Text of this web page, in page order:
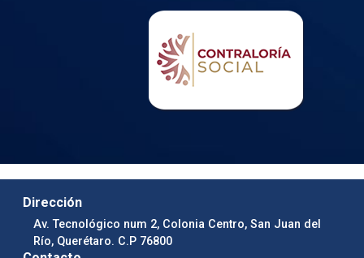
Dirección
Av. Tecnológico num 2, Colonia Centro, San Juan del
Río, Querétaro. C.P 76800